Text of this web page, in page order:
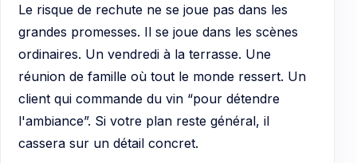
Le risque de rechute ne se joue pas dans les
grandes promesses. Il se joue dans les scènes
ordinaires. Un vendredi à la terrasse. Une
réunion de famille où tout le monde ressert. Un
client qui commande du vin “pour détendre
l'ambiance”. Si votre plan reste général, il
cassera sur un détail concret.